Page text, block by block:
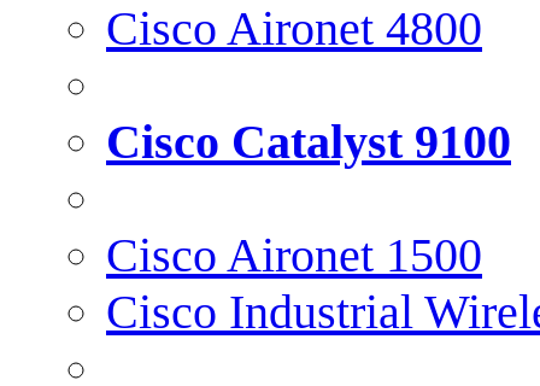
Cisco Aironet 4800
Cisco Catalyst 9100
Cisco Aironet 1500
Cisco Industrial